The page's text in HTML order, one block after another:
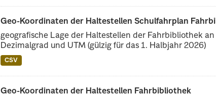
Geo-Koordinaten der Haltestellen Schulfahrplan
geografische Lage der Haltestellen der Fahrbibliothek
Dezimalgrad und UTM (gülzig für das 1. Halbjahr 2026)
CSV
Geo-Koordinaten der Haltestellen Fahrbibliothek